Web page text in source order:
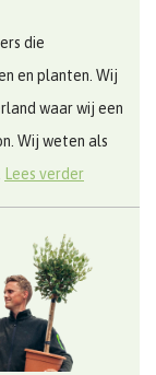
die
en planten. Wij
waar wij een
Wij weten als
Lees verder